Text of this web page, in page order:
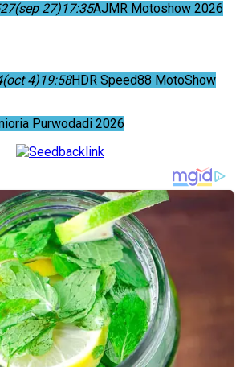
27(sep 27)17:35AJMR Motoshow 2026
(oct 4)19:58HDR Speed88 MotoShow
Purwodadi 2026